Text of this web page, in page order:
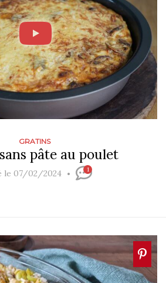
GRATINS
pâte au poulet
le 07/02/2024 1